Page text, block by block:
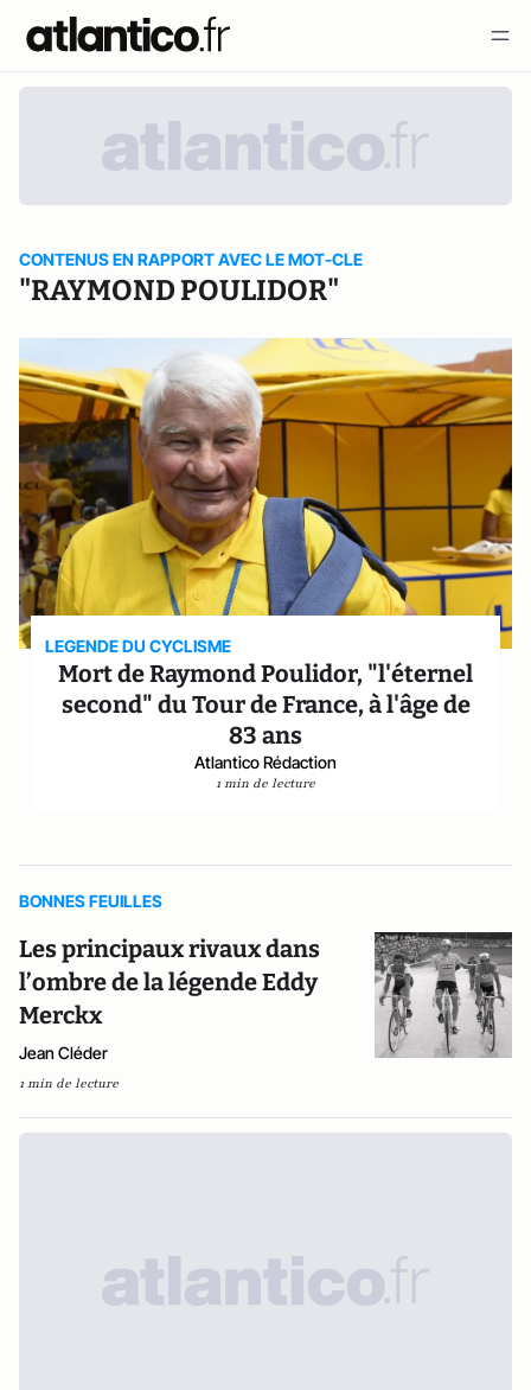
CONTENUS EN RAPPORT AVEC LE MOT-CLE
"RAYMOND POULIDOR"
LEGENDE DU CYCLISME
Mort de Raymond Poulidor, "l'éternel
second" du Tour de France, à l'âge de
83 ans
Atlantico Rédaction
1 min de lecture
BONNES FEUILLES
Les principaux rivaux dans
l’ombre de la légende Eddy
Merckx
Jean Cléder
1 min de lecture